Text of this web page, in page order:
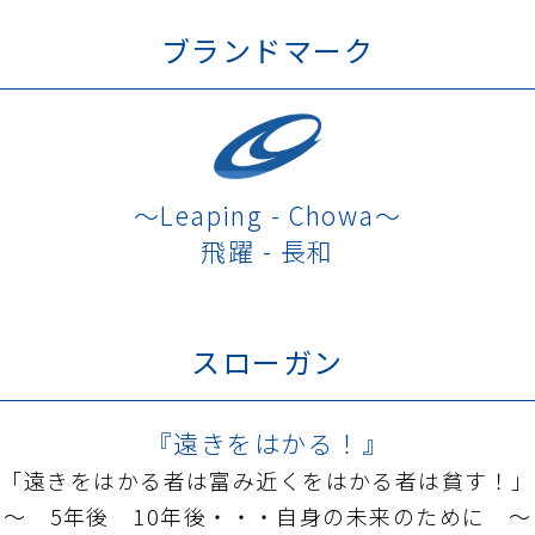
ブランドマーク
～Leaping - Chowa～
飛躍 - 長和
スローガン
『遠きをはかる！』
遠きをはかる者は富み近くをはかる者は貧す！
～ 5年後 10年後・・・ 自身の未来のために ～